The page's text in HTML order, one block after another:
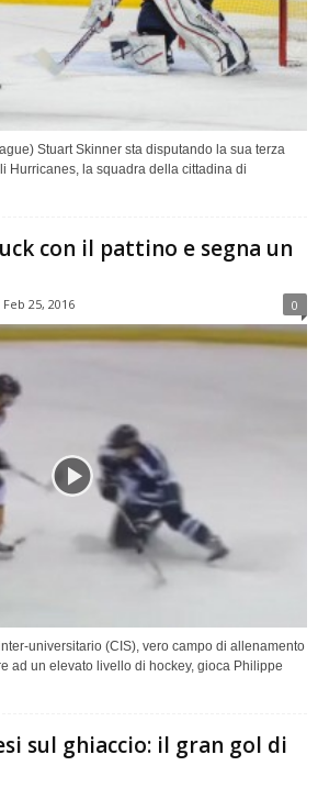
Stuart Skinner sta disputando la sua terza
Hurricanes, la squadra della cittadina di
con il pattino e segna un
Feb 25, 2016 0
universitario (CIS), vero campo di allenamento
ad un elevato livello di hockey, gioca Philippe
sul ghiaccio: il gran gol di